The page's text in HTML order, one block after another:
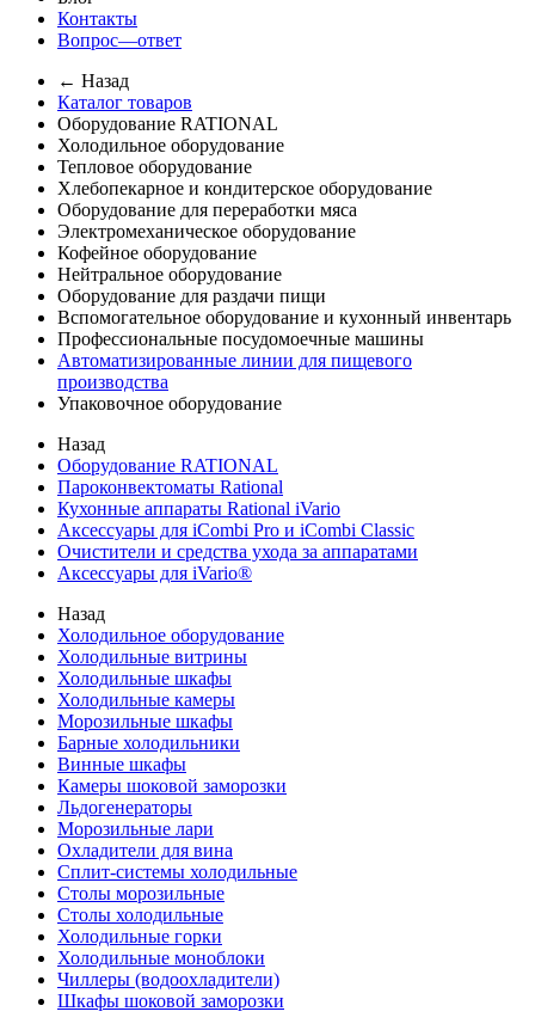
Контакты
Вопрос—ответ
← Назад
Каталог товаров
Оборудование RATIONAL
Холодильное оборудование
Тепловое оборудование
Хлебопекарное и кондитерское оборудование
Оборудование для переработки мяса
Электромеханическое оборудование
Кофейное оборудование
Нейтральное оборудование
Оборудование для раздачи пищи
Вспомогательное оборудование и кухонный инвентарь
Профессиональные посудомоечные машины
Автоматизированные линии для пищевого
производства
Упаковочное оборудование
Назад
Оборудование RATIONAL
Пароконвектоматы Rational
Кухонные аппараты Rational iVario
Аксессуары для iCombi Pro и iCombi Classic
Очистители и средства ухода за аппаратами
Аксессуары для iVario®
Назад
Холодильное оборудование
Холодильные витрины
Холодильные шкафы
Холодильные камеры
Морозильные шкафы
Барные холодильники
Винные шкафы
Камеры шоковой заморозки
Льдогенераторы
Морозильные лари
Охладители для вина
Сплит-системы холодильные
Столы морозильные
Столы холодильные
Холодильные горки
Холодильные моноблоки
Чиллеры (водоохладители)
Шкафы шоковой заморозки